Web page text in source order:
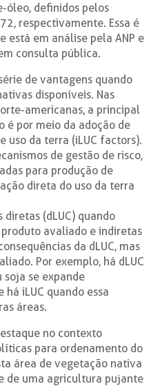
óleo, definidos pelos
respectivamente. Essa é
está em análise pela ANP e
consulta pública.
de vantagens quando
disponíveis. Nas
americanas, a principal
é por meio da adoção de
uso da terra (iLUC factors).
de gestão de risco,
para produção de
direta do uso da terra
diretas (dLUC) quando
avaliado e indiretas
da dLUC, mas
Por exemplo, há dLUC
soja se expande
iLUC quando essa
áreas.
no contexto
para ordenamento do
área de vegetação nativa
de uma agricultura pujante